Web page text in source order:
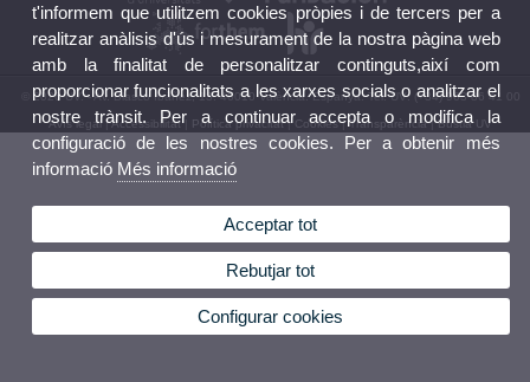
© 2026 UV. - Av. Blasco Ibáñez, 13. 46010 València. Espanya. Tel. UV: (+34) 963 86 41 00
Avís legal|Accessibilitat| Política privacitat| Cookies|Transparència|Bústia UV
t'informem que utilitzem cookies pròpies i de tercers per a
realitzar anàlisis d'ús i mesurament de la nostra pàgina web
amb la finalitat de personalitzar continguts,així com
proporcionar funcionalitats a les xarxes socials o analitzar el
nostre trànsit. Per a continuar accepta o modifica la
configuració de les nostres cookies. Per a obtenir més
informació Més informació
Acceptar tot
Rebutjar tot
Configurar cookies